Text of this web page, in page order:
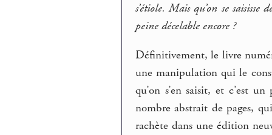
s’étiole. Mais qu’on se
peine décelable encore ?
Définitivement, le livre
une manipulation qui le
qu’on s’en saisit, et c’est
nombre abstrait de pages,
rachète dans une édition